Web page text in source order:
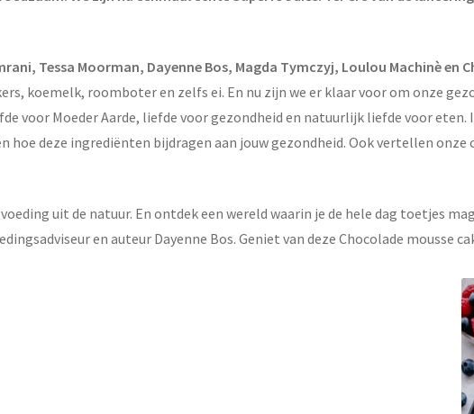
Tessa Moorman, Dayenne Bos, Magda Tymczyj, Loulou Machinè en
koemelk, roomboter en zelfs ei. En nu zijn we er klaar voor om onze
voor Moeder Aarde, liefde voor gezondheid en natuurlijk liefde voor eten.
deze ingrediënten bijdragen aan jouw gezondheid. Ook vertellen onze
uit de natuur. En ontdek een wereld waarin je de hele dag toetjes
en auteur Dayenne Bos. Geniet van deze Chocolade mousse